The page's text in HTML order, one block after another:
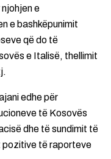
e
e bashkëpunimit
që do të
e Italisë, thellimit
edhe për
të Kosovës
dhe të sundimit të
pozitive të raporteve